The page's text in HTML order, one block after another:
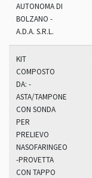
AUTONOMA DI
BOLZANO -
A.D.A. S.R.L.
KIT
COMPOSTO
DA: -
ASTA/TAMPONE
CON SONDA
PER
PRELIEVO
NASOFARINGEO
-PROVETTA
CON TAPPO